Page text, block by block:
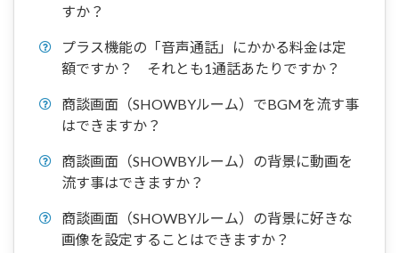
すか？
プラス機能の「音声通話」にかかる料金は定
額ですか？ それとも1通話あたりですか？
商談画面（SHOWBYルーム）でBGMを流す事
はできますか？
商談画面（SHOWBYルーム）の背景に動画を
流す事はできますか？
商談画面（SHOWBYルーム）の背景に好きな
画像を設定することはできますか？